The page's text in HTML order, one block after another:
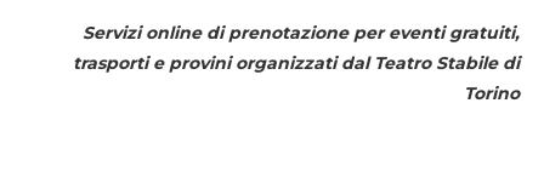
Servizi online di prenotazione per eventi gratuiti,
trasporti e provini organizzati dal Teatro Stabile di
Torino